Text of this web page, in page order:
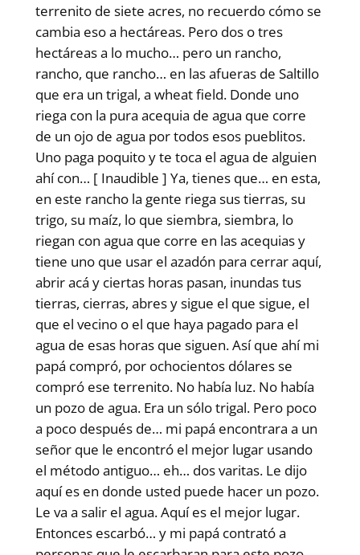
terrenito de siete acres, no recuerdo cómo se
cambia eso a hectáreas. Pero dos o tres
hectáreas a lo mucho… pero un rancho,
rancho, que rancho… en las afueras de Saltillo
que era un trigal, a wheat field. Donde uno
riega con la pura acequia de agua que corre
de un ojo de agua por todos esos pueblitos.
Uno paga poquito y te toca el agua de alguien
ahí con… [ Inaudible ] Ya, tienes que… en esta,
en este rancho la gente riega sus tierras, su
trigo, su maíz, lo que siembra, siembra, lo
riegan con agua que corre en las acequias y
tiene uno que usar el azadón para cerrar aquí,
abrir acá y ciertas horas pasan, inundas tus
tierras, cierras, abres y sigue el que sigue, el
que el vecino o el que haya pagado para el
agua de esas horas que siguen. Así que ahí mi
papá compró, por ochocientos dólares se
compró ese terrenito. No había luz. No había
un pozo de agua. Era un sólo trigal. Pero poco
a poco después de… mi papá encontrara a un
señor que le encontró el mejor lugar usando
el método antiguo… eh… dos varitas. Le dijo
aquí es en donde usted puede hacer un pozo.
Le va a salir el agua. Aquí es el mejor lugar.
Entonces escarbó… y mi papá contrató a